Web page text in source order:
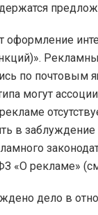
оформление
по
могут
в заблуждение
«О рекламе»
дело в